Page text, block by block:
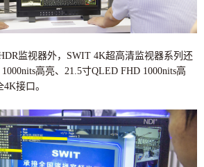
监视器外，SWIT 4K超高清监视器系列还
高亮、21.5寸QLED FHD 1000nits高
接口。